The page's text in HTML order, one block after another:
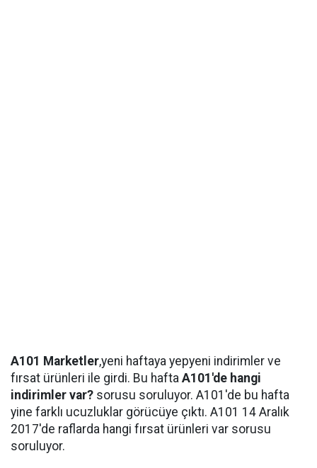
A101 Marketler,yeni haftaya yepyeni indirimler ve
fırsat ürünleri ile girdi. Bu hafta A101'de hangi
indirimler var? sorusu soruluyor. A101'de bu hafta
yine farklı ucuzluklar görücüye çıktı. A101 14 Aralık
2017'de raflarda hangi fırsat ürünleri var sorusu
soruluyor.